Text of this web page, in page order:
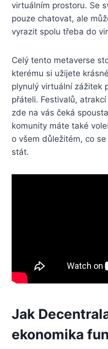
virtuálním prostoru. Se
pouze chatovat, ale
vyrazit spolu třeba do
Celý tento metaverse
kterému si užijete
plynulý virtuální zážitek
přáteli. Festivalů,
zde na vás čeká
komunity máte také
o všem důležitém, co
stát.
Jak
ekonomika